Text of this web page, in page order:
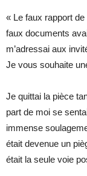
« Le faux rapport
faux documents
m’adressai aux
Je vous souhaite
Je quittai la pièce
part de moi se
immense
était devenue un
était la seule voie